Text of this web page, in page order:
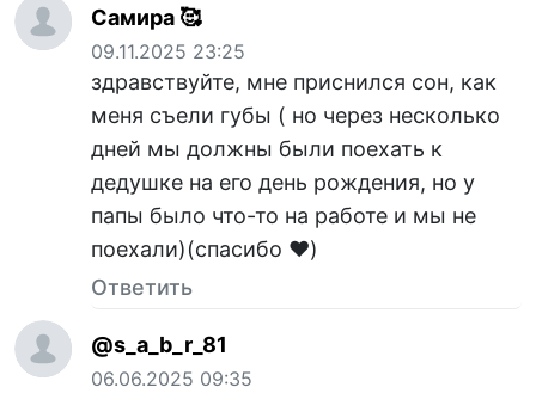
Самира 🥰
09.11.2025 23:25
здравствуйте, мне приснился сон, как
меня съели губы ( но через несколько
дней мы должны были поехать к
дедушке на его день рождения, но у
папы было что-то на работе и мы не
поехали)(спасибо ❤️)
Ответить
@s_a_b_r_81
06.06.2025 09:35